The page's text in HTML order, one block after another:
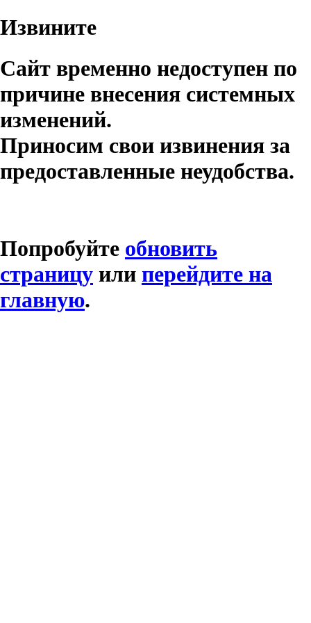
Извините
Сайт временно недоступен по
причине внесения системных
изменений.
Приносим свои извинения за
предоставленные неудобства.
Попробуйте обновить
страницу или перейдите на
главную.